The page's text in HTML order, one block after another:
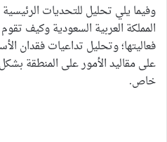
وفيما يلي تحليل للتحديات
المملكة العربية السعودية وكيف
فعاليتها؛ وتحليل تداعيات فقدان
على مقاليد الأمور على المنطقة
خاص.